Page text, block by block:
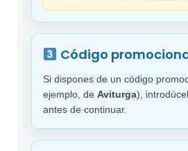
Código
Si dispones de un código
ejemplo, de Aviturga),
antes de continuar.